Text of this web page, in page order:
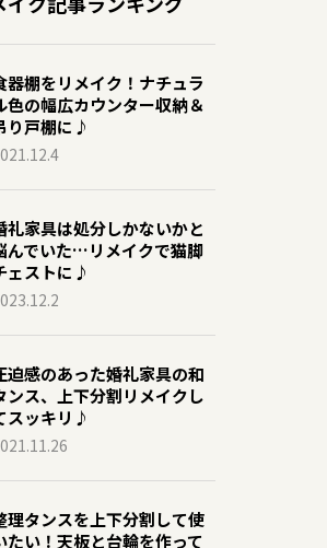
器棚をリメイク！ナチュラ
色の幅広カウンター収納＆
り戸棚に♪
礼家具は処分しかないかと
んでいた…リメイクで猫脚
ェストに♪
迫感のあった婚礼家具の和
ンス、上下分割リメイクし
スッキリ♪
理タンスを上下分割して使
たい！天板と台輪を作って